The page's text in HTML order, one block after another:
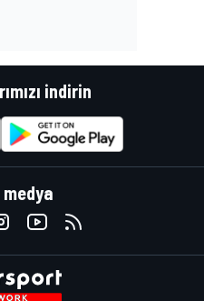
indirin